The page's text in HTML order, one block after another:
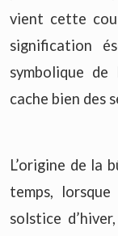
vient cette
signification
symbolique
cache bien des
L’origine de la
temps,
solstice